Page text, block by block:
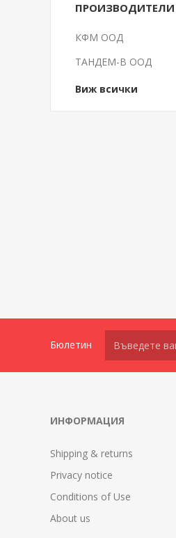
ПРОИЗВОДИТЕЛИ
КФМ ООД
ТАНДЕМ-В ООД
Виж всички
Бюлетин
ИНФОРМАЦИЯ
Shipping & returns
Privacy notice
Conditions of Use
About us